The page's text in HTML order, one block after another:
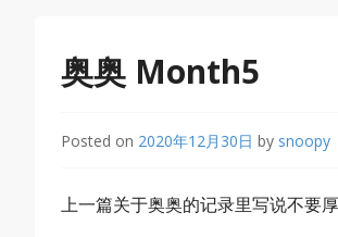
奥奥 Month5
Posted on 2020年12月30日 by snoopy
上一篇关于奥奥的记录里写说不要